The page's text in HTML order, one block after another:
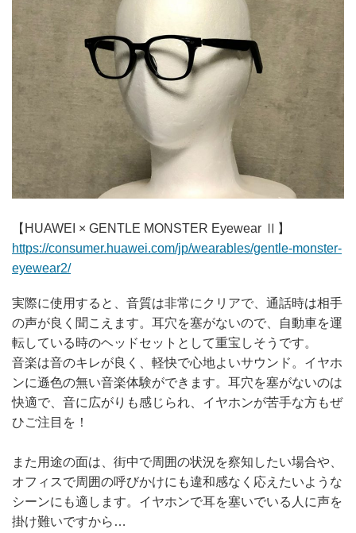
【HUAWEI × GENTLE MONSTER Eyewear Ⅱ】
https://consumer.huawei.com/jp/wearables/gentle-monster-
eyewear2/
実際に使用すると、音質は非常にクリアで、通話時は相手
の声が良く聞こえます。耳穴を塞がないので、自動車を運
転している時のヘッドセットとして重宝しそうです。
音楽は音のキレが良く、軽快で心地よいサウンド。イヤホ
ンに遜色の無い音楽体験ができます。耳穴を塞がないのは
快適で、音に広がりも感じられ、イヤホンが苦手な方もぜ
ひご注目を！
また用途の面は、街中で周囲の状況を察知したい場合や、
オフィスで周囲の呼びかけにも違和感なく応えたいような
シーンにも適します。イヤホンで耳を塞いでいる人に声を
掛け難いですから…